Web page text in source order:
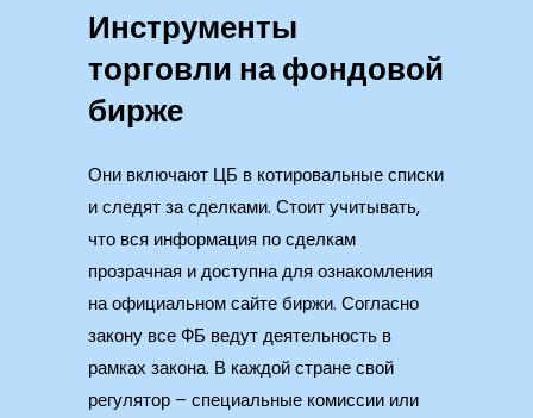
Инструменты
торговли на фондовой
бирже
Они включают ЦБ в котировальные списки
и следят за сделками. Стоит учитывать,
что вся информация по сделкам
прозрачная и доступна для ознакомления
на официальном сайте биржи. Согласно
закону все ФБ ведут деятельность в
рамках закона. В каждой стране свой
регулятор – специальные комиссии или